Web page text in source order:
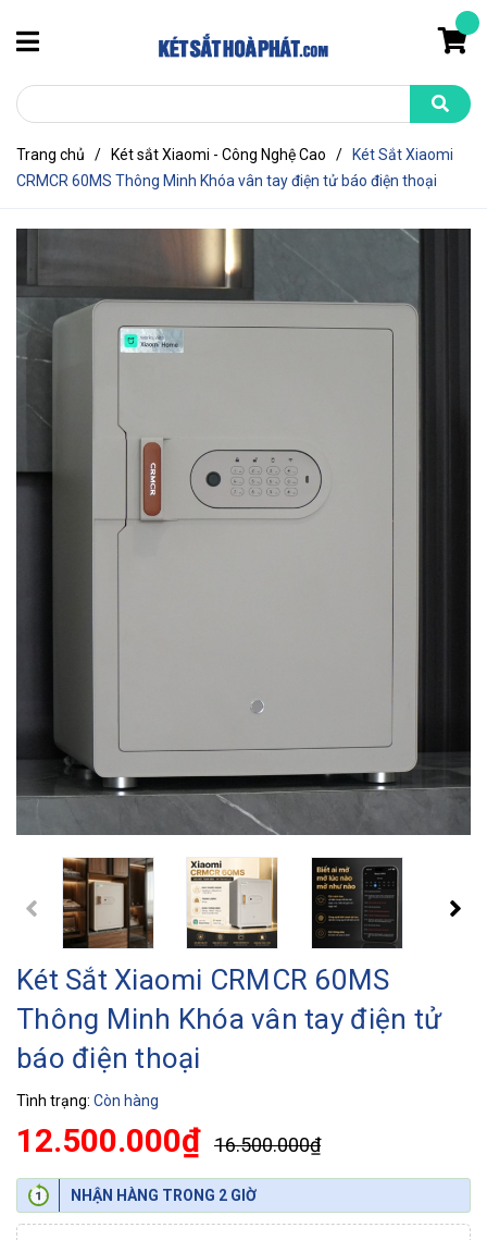
Trang chủ / Két sắt Xiaomi - Công Nghệ Cao /
Két Sắt Xiaomi
CRMCR 60MS Thông Minh Khóa vân tay điện tử báo điện thoại
Két Sắt Xiaomi CRMCR 60MS
Thông Minh Khóa vân tay điện tử
báo điện thoại
Tình trạng: Còn hàng
12.500.000₫ 16.500.000₫
NHẬN HÀNG TRONG 2 GIỜ